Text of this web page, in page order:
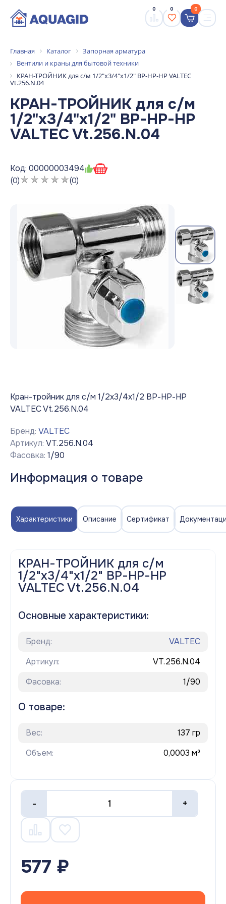
0 0 0
Главная Каталог
Запорная арматура
Вентили и краны для бытовой техники
КРАН-ТРОЙНИК для с/м 1/2"х3/4"х1/2" ВР-НР-НР VALTEC
Vt.256.N.04
КРАН-ТРОЙНИК для с/м
1/2"х3/4"х1/2" ВР-НР-НР
VALTEC Vt.256.N.04
Код: 00000003494
(0) (0)
Кран-тройник для с/м 1/2х3/4х1/2 ВР-НР-НР
VALTEC Vt.256.N.04
Бренд: VALTEC
Артикул: VT.256.N.04
Фасовка: 1/90
Информация о товаре
Характеристики Описание Сертификат
КРАН-ТРОЙНИК для с/м
1/2"х3/4"х1/2" ВР-НР-НР
VALTEC Vt.256.N.04
Основные характеристики:
Бренд:
VALTEC
Артикул:
VT.256.N.04
Фасовка:
1/90
О товаре:
Вес:
137 гр
Объем:
0,0003 м³
- +
577 ₽